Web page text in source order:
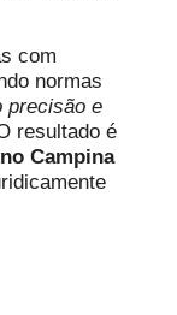
com
normas
precisão e
resultado é
Campina